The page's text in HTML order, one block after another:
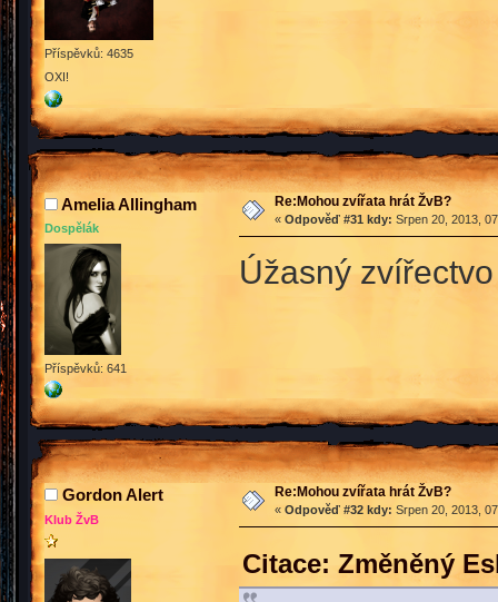
Příspěvků: 4635
OXI!
Amelia Allingham
Dospělák
Příspěvků: 641
Re:Mohou zvířata hrát ŽvB?
« Odpověď #31 kdy: Srpen 20, 2013,
Úžasný
Gordon Alert
Klub ŽvB
Re:Mohou zvířata hrát ŽvB?
« Odpověď #32 kdy: Srpen 20, 2013,
Citace: Změněný